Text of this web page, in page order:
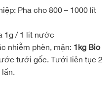
Pha cho 800 – 1000 lít
1g / 1 lít nước
nhiễm phèn, mặn: 1kg Bio
tưới gốc. Tưới liên tục 2
lần.